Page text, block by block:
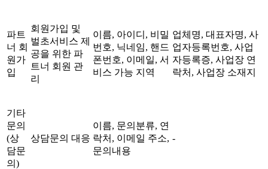
파트
너 회
원가
입
회원가입 및
벌초서비스 제
공을 위한 파
트너 회원 관
리
이름, 아이디, 비밀
번호, 닉네임, 핸드
폰번호, 이메일, 서
비스 가능 지역
업체명, 대표자명, 사
업자등록번호, 사업
자등록증, 사업장 연
락처, 사업장 소재지
기타
문의
(상
담문
의)
상담문의 대응
이름, 문의분류, 연
락처, 이메일 주소,
문의내용
-